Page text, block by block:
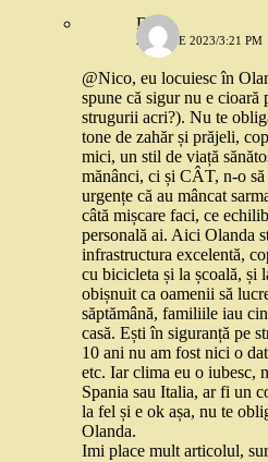
D.
26 IUNIE 2023/3:21 PM
@Nico, eu locuiesc în
spune că sigur nu e cioară
strugurii acri?). Nu te
tone de zahăr și prăjeli,
mici, un stil de viață
mănânci, ci și CÂT, n-o
urgențe că au mâncat
câtă mișcare faci, ce
personală ai. Aici Olanda
infrastructura excelentă,
cu bicicleta și la școală, și
obișnuit ca oamenii să
săptămână, familiile iau
casă. Ești în siguranță pe
10 ani nu am fost nici o
etc. Iar clima eu o iubesc,
Spania sau Italia, ar fi un
la fel și e ok așa, nu te
Olanda.
Imi place mult articolul,